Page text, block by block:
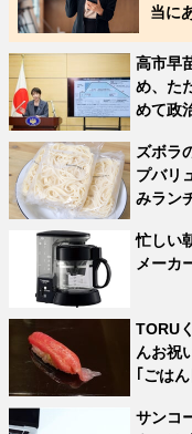
当に
高市早
め、た
めて政
ズボラ
プバリ
みラン
忙しい
メーカ
TORU
んお祝
｢ごはん
サンコ